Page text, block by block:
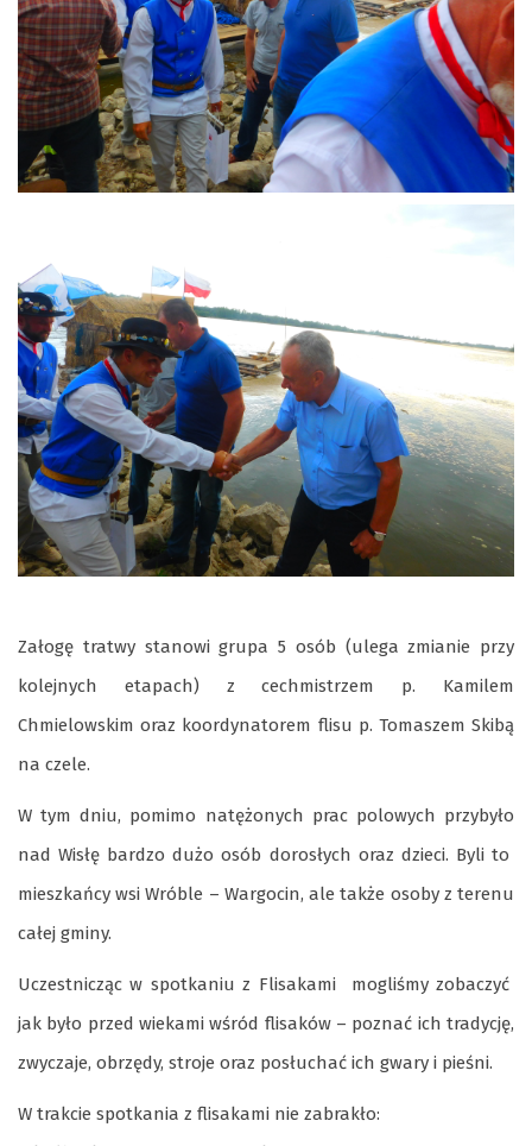
Załogę tratwy stanowi grupa 5 osób (ulega zmianie przy
kolejnych etapach) z cechmistrzem p. Kamilem
Chmielowskim oraz koordynatorem flisu p. Tomaszem Skibą
na czele.
W tym dniu, pomimo natężonych prac polowych przybyło
nad Wisłę bardzo dużo osób dorosłych oraz dzieci. Byli to
mieszkańcy wsi Wróble – Wargocin, ale także osoby z terenu
całej gminy.
Uczestnicząc w spotkaniu z Flisakami mogliśmy zobaczyć
jak było przed wiekami wśród flisaków – poznać ich tradycję,
zwyczaje, obrzędy, stroje oraz posłuchać ich gwary i pieśni.
W trakcie spotkania z flisakami nie zabrakło: